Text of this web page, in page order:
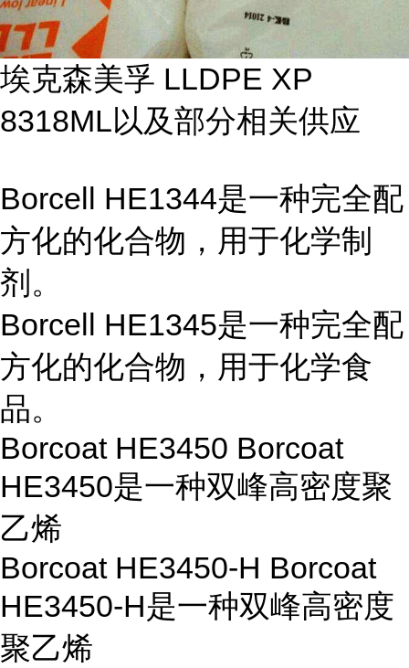
埃克森美孚 LLDPE XP
8318ML以及部分相关供应
Borcell HE1344是一种完全配
方化的化合物，用于化学制
剂。
Borcell HE1345是一种完全配
方化的化合物，用于化学食
品。
Borcoat HE3450 Borcoat
HE3450是一种双峰高密度聚
乙烯
Borcoat HE3450-H Borcoat
HE3450-H是一种双峰高密度
聚乙烯